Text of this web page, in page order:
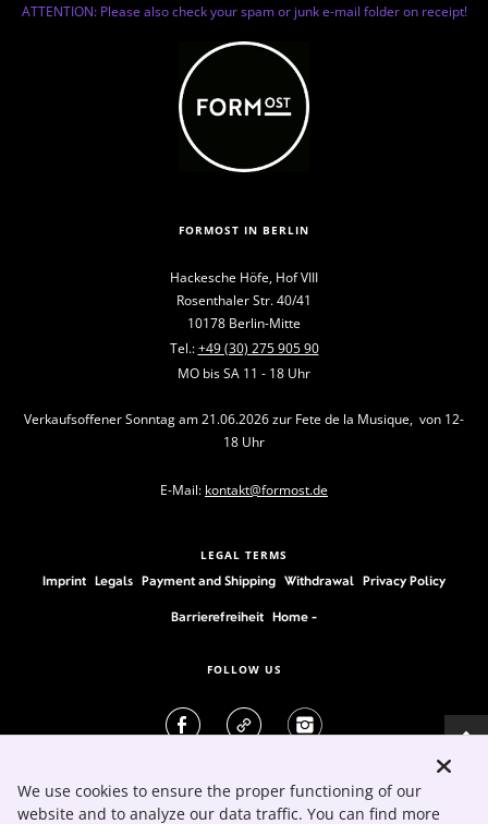
ATTENTION: Please also check your spam or junk e-mail folder on receipt!
FORMOST IN BERLIN
Hackesche Höfe, Hof VIII
Rosenthaler Str. 40/41
10178 Berlin-Mitte
Tel.:+49 (30) 275 905 90
MO bis SA 11 - 18 Uhr
Verkaufsoffener Sonntag am 21.06.2026 zur Fete de la Musique, von 12-
18 Uhr
E-Mail: kontakt@formost.de
LEGAL TERMS
Imprint Legals Payment and Shipping Withdrawal Privacy Policy
Barrierefreiheit Home -
FOLLOW US
We use cookies to ensure the proper functioning of our
website and to analyze our data traffic. You can find more